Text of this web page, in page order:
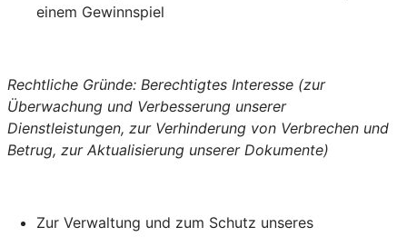
einem Gewinnspiel
Rechtliche Gründe: Berechtigtes Interesse (zur
Überwachung und Verbesserung unserer
Dienstleistungen, zur Verhinderung von Verbrechen und
Betrug, zur Aktualisierung unserer Dokumente)
Zur Verwaltung und zum Schutz unseres